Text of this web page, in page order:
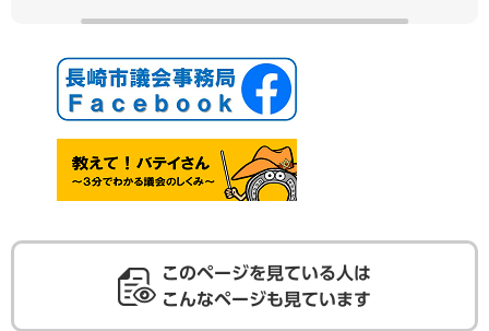
このページを見ている人は
こんなページも見ています